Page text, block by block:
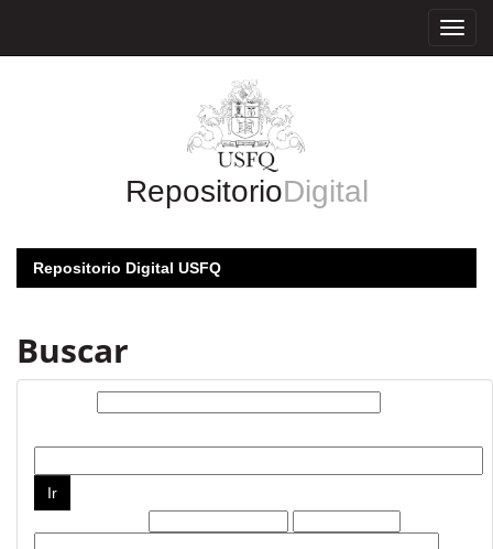
RepositorioDigital
Repositorio Digital USFQ
Buscar